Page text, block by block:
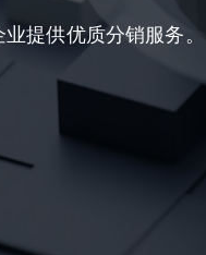
提供优质分销服务。